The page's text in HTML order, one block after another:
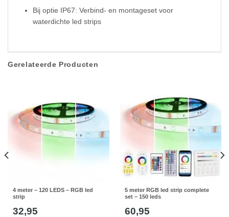
Bij optie IP67: Verbind- en montageset voor
waterdichte led strips
Gerelateerde Producten
4 meter – 120 LEDS – RGB led
strip
32,95
5 meter RGB led strip complete
set – 150 leds
60,95